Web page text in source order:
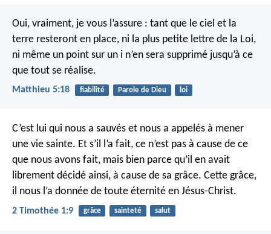
Oui, vraiment, je vous l’assure : tant que le ciel et la
terre resteront en place, ni la plus petite lettre de la Loi,
ni même un point sur un i n’en sera supprimé jusqu’à ce
que tout se réalise.
Matthieu 5:18 fiabilité Parole de Dieu loi
C’est lui qui nous a sauvés et nous a appelés à mener
une vie sainte. Et s’il l’a fait, ce n’est pas à cause de ce
que nous avons fait, mais bien parce qu’il en avait
librement décidé ainsi, à cause de sa grâce. Cette grâce,
il nous l’a donnée de toute éternité en Jésus-Christ.
2 Timothée 1:9 grâce sainteté salut